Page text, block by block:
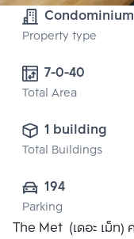
Condominium
Property type
7-0-40
Total Area
1 building
Total Buildings
194
Parking
The Met (เดอะ เม็ท)